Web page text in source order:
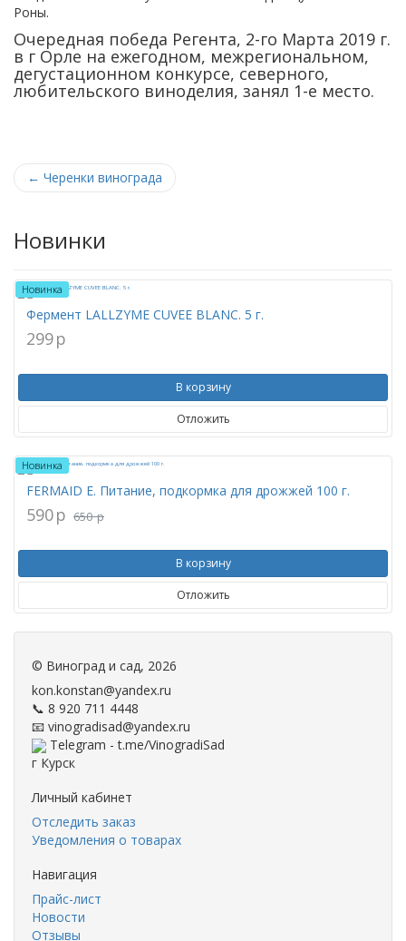
Роны.
Очередная победа Регента, 2-го Марта 2019 г.
в г Орле на ежегодном, межрегиональном,
дегустационном конкурсе, северного,
любительского виноделия, занял 1-е место.
← Черенки винограда
Новинки
Новинка
Фермент LALLZYME CUVEE BLANC. 5 г.
299p
В корзину
Отложить
Новинка
FERMAID E. Питание, подкормка для дрожжей 100 г.
590p 650 p
В корзину
Отложить
© Виноград и сад, 2026
kon.konstan@yandex.ru
📞 8 920 711 4448
📧 vinogradisad@yandex.ru
Telegram - t.me/VinogradiSad
г Курск
Личный кабинет
Отследить заказ
Уведомления о товарах
Навигация
Прайс-лист
Новости
Отзывы